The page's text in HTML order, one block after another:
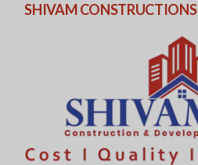
SHIVAM CONSTRUCTIONS